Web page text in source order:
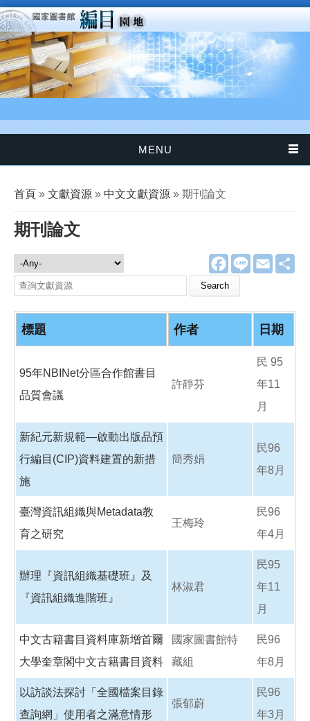
移至主內容
MENU
您在這裡
首頁 » 文獻資源 » 中文文獻資源 » 期刊論文
期刊論文
F
a
e
o
L
E
m
文獻資源
Search this site
標題 作者 日期
95年NBINet分區合作館書目
品質會議
許靜芬
民 95
年11
月
新紀元新規範—啟動出版品預
行編目(CIP)資料建置的新措
施
簡秀娟
民96
年8月
臺灣資訊組織與Metadata教
育之研究
王梅玲
民96
年4月
辦理『資訊組織基礎班』及
『資訊組織進階班』
林淑君
民95
年11
月
中文古籍書目資料庫新增首爾
大學奎章閣中文古籍書目資料
國家圖書館特
藏組
民96
年8月
以訪談法探討「全國檔案目錄
查詢網」使用者之滿意情形
張郁蔚
民96
年3月